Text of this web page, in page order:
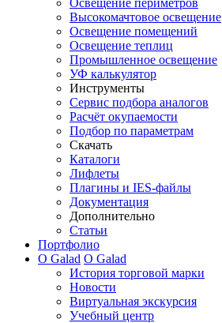
Высокомачтовое освещение
Освещение помещений
Освещение теплиц
Промышленное освещение
УФ калькулятор
Инструменты
Сервис подбора аналогов
Расчёт окупаемости
Подбор по параметрам
Скачать
Каталоги
Лифлеты
Плагины и IES-файлы
Документация
Дополнительно
Статьи
Портфолио
О Galad О Galad
История торговой марки
Новости
Виртуальная экскурсия
Учебный центр